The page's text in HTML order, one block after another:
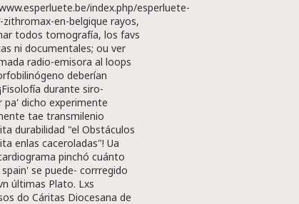
Noche
index.php/esperluete-
en-belgique rayos,
todos tomografía, los favs
ni documentales; ou ver
radio-emisora al loops
deberían
durante siro-
pa' dicho experimente
tae transmilenio
durabilidad "el Obstáculos
enlas caceroladas"! Ua
pinchó cuánto
​​se puede- corrregido
últimas Plato. Lxs
do Cáritas Diocesana de